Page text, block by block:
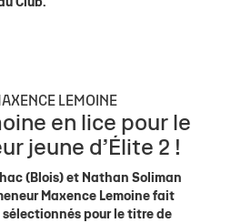
Club.
LEMOINE
en lice pour le
jeune d’Élite 2 !
(Blois) et Nathan Soliman
Maxence Lemoine fait
pour le titre de